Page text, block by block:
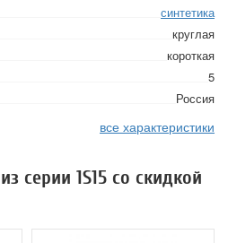
синтетика
круглая
короткая
5
Россия
все характеристики
серии 1S15 со скидкой